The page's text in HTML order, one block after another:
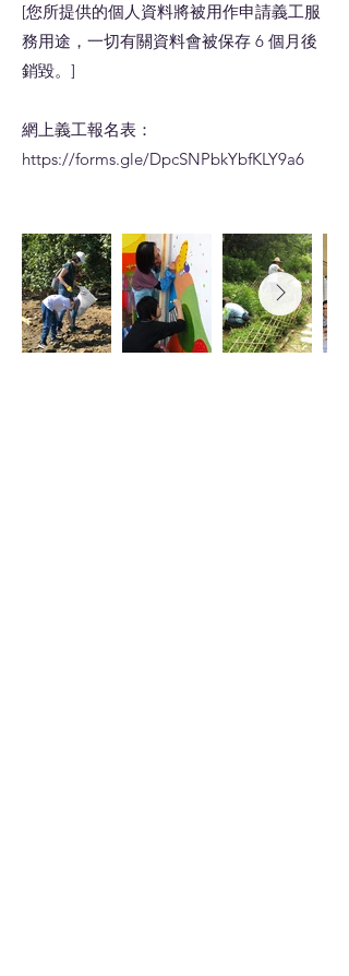
[您所提供的個人資料將被用作申請義工服
務用途，一切有關資料會被保存 6 個月後
銷毀。]
網上義工報名表：
https://forms.gle/DpcSNPbkYbfKLY9a6